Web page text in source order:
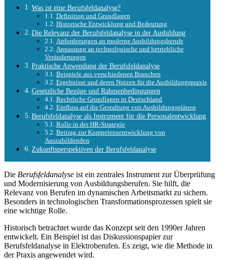
Was ist eine Berufsfeldanalyse?
Definition und Grundlagen
Historische Entwicklung und Bedeutung
Die Relevanz der Berufsfeldanalyse in der Ausbildung
Anforderungen an moderne Ausbildungsberufe
Anpassung an technologische und betriebliche
Veränderungen
Praktische Anwendung der Berufsfeldanalyse
Beispiele aus verschiedenen Branchen
Ergebnisse und deren Nutzen für die Ausbildungspraxis
Gesetzliche Bezüge und Rahmenbedingungen
Rechtliche Grundlagen in Deutschland
Einfluss auf die Gestaltung von Ausbildungsplänen
Berufsfeldanalyse als Instrument für die Personalentwicklung
Rolle in der HR-Strategie
Beitrag zur Kompetenzentwicklung von
Auszubildenden
Zukunftsperspektiven der Berufsfeldanalyse
Die Berufsfeldanalyse ist ein zentrales Instrument zur Überprüfung
und Modernisierung von Ausbildungsberufen. Sie hilft, die
Relevanz von Berufen im dynamischen Arbeitsmarkt zu sichern.
Besonders in technologischen Transformationsprozessen spielt sie
eine wichtige Rolle.
Historisch betrachtet wurde das Konzept seit den 1990er Jahren
entwickelt. Ein Beispiel ist das Diskussionspapier zur
Berufsfeldanalyse in Elektroberufen. Es zeigt, wie die Methode in
der Praxis angewendet wird.